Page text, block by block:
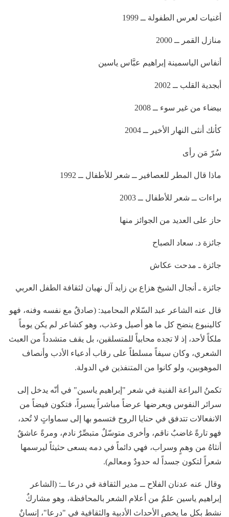
أغنيات لعرس الطفولة ــ 1999
منازل القمر ــ 2000
أنفاس الياسمينة إبراهيم عبَّاس ياسين
أبجدية القلب ــ 2002
بيضاء من غير سوء ــ 2008
كأنك أنثى النهار الأخير ــ 2004
سُرّ مَن رأى
ماذا قال المطر للعصافير ــ شعر للأطفال ــ 1992
براءات ــ شعر للأطفال ــ 2003
حاز على العديد من الجوائز منها
جائزة د. سعاد الصباح
جائزة ـ مدحت عكاش
جائزة ـ أنجال الشيخ هزاع بن زايد آل نهيان لثقافة الطفل العربي
قال عنه الشاعر عبد السّلام المحاميد: (صادقٌ مع نفسه وفنه، فهو
كالينبوع ينضح كل ما هو أصيل وعذب، وهو كشاعر لم يكن يوماً
ملكاً لأحد، إذ لا تجده محابياً للمتسلقين، بل يقف متشدداً من العبث
الشعري، وكان سيفاً مسلطاً على رقاب أدعياء الأدب وأنصاف
الموهوبين، ولو كانوا من المتنفذين في الدولة.
تكمنُ البراعة الفنية في شعر "إبراهيم ياسين" في أنّه يدخل إلى
سرائر النفوس ويعرضها عرضاً مباشراً يسيراً، فتكون فيضاً من
الانفعالات تتدفق في حنايا الروح فتسمو بها إلى سماواتٍ لا تُحد،
فهو تارةً غاضبٌ ناقم، وأخرى متوسّلٌ متبصِّرٌ نادم، ومرةً عاشقٌ
أنثاهُ من وهمٍ وسراب، فهي دائماً في دمه يسعى حثيثاً ليرسمها
شعراً لتكون جسداً له حدودٌ ومعالم).
وقال عنه عدنان الفلاح ــ مدير الثقافة في درعا ــ: (الشاعر
إبراهيم ياسين علمٌ من أعلام الشعر بالمحافظة، وهو مشاركٌ
نشط بكل ما يخص الأحداث الأدبية والثقافية في "درعا"، إنسانٌ